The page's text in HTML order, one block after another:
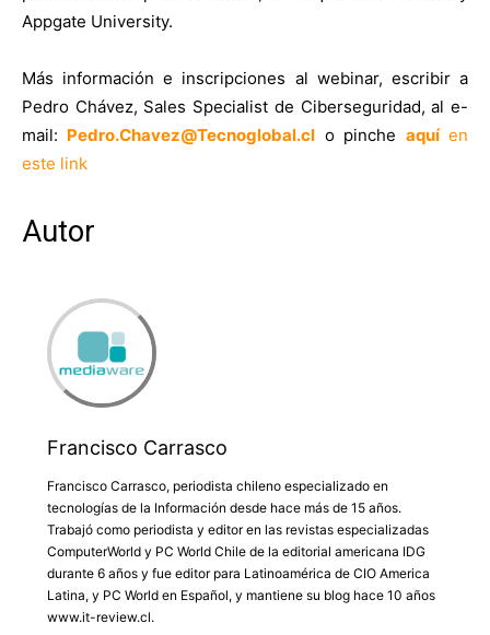
Appgate University.
Más información e inscripciones al webinar, escribir a
Pedro Chávez, Sales Specialist de Ciberseguridad, al e-
mail: Pedro.Chavez@Tecnoglobal.cl o pinche aquíen
este link
Autor
Francisco Carrasco
Francisco Carrasco, periodista chileno especializado en
tecnologías de la Información desde hace más de 15 años.
Trabajó como periodista y editor en las revistas especializadas
ComputerWorld y PC World Chile de la editorial americana IDG
durante 6 años y fue editor para Latinoamérica de CIO America
Latina, y PC World en Español, y mantiene su blog hace 10 años
www.it-review.cl.